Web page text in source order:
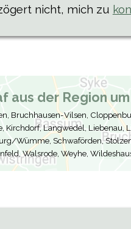
nicht, mich zu
der Region um
Bruchhausen-Vilsen,
Kirchdorf, Langwedel,
Wümme, Schwaförden,
Walsrode, Weyhe,